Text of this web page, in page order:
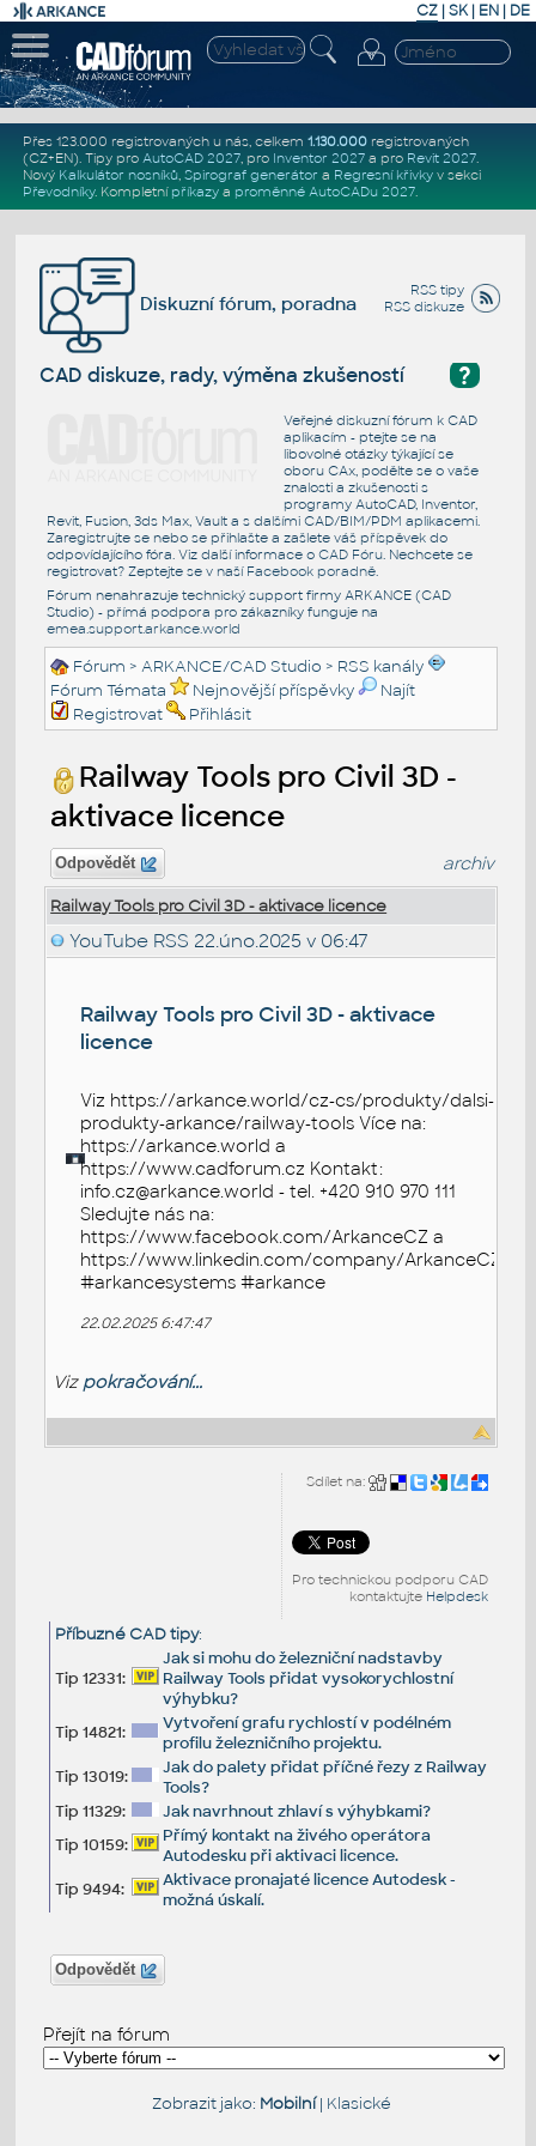
CZ | SK| EN | DE
Přes 123.000 registrovaných u nás, celkem 1.130.000registrovaných
(CZ+EN). Tipy pro AutoCAD 2027, pro Inventor 2027a pro Revit 2027.
Nový Kalkulátor nosníků, Spirograf generátor a Regresní křivkyv sekci
Převodníky. Kompletní příkazya proměnné AutoCADu 2027.
RSS tipy
RSS diskuze
Diskuzní fórum, poradna
?
CAD diskuze, rady, výměna zkušeností
Veřejné diskuzní fórum k CAD
aplikacím - ptejte se na
libovolné otázky týkající se
oboru CAx, podělte se o vaše
znalosti a zkušenosti s
programy AutoCAD, Inventor,
Revit, Fusion, 3ds Max, Vault a s dalšími CAD/BIM/PDM aplikacemi.
Zaregistrujte se nebo se přihlašte a zašlete váš příspěvek do
odpovídajícího fóra. Viz další informace o CAD Fóru. Nechcete se
registrovat? Zeptejte se v naší Facebook poradně.
Fórum nenahrazuje technický support firmy ARKANCE (CAD
Studio) - přímá podpora pro zákazníky funguje na
emea.support.arkance.world
Fórum >ARKANCE/CAD Studio > RSS kanály
Fórum Témata
Nejnovější příspěvky
Najít
Registrovat
Přihlásit
Railway Tools pro Civil 3D -
aktivace licence
Odpovědět archiv
Railway Tools pro Civil 3D - aktivace licence
YouTube RSS 22.úno.2025 v 06:47
Railway Tools pro Civil 3D - aktivace
licence
Viz https://arkance.world/cz-cs/produkty/dalsi-
produkty-arkance/railway-tools Více na:
https://arkance.world a
https://www.cadforum.cz Kontakt:
info.cz@arkance.world - tel. +420 910 970 111
Sledujte nás na:
https://www.facebook.com/ArkanceCZ a
https://www.linkedin.com/company/ArkanceCZ
#arkancesystems #arkance
22.02.2025 6:47:47
Viz pokračování...
Sdílet na:
Pro technickou podporu CAD
kontaktujte Helpdesk
Příbuzné CAD tipy:
Tip 12331:
Jak si mohu do železniční nadstavby
Railway Tools přidat vysokorychlostní
výhybku?
Tip 14821:
Vytvoření grafu rychlostí v podélném
profilu železničního projektu.
Tip 13019:
Jak do palety přidat příčné řezy z Railway
Tools?
Tip 11329:
Jak navrhnout zhlaví s výhybkami?
Tip 10159:
Přímý kontakt na živého operátora
Autodesku při aktivaci licence.
Tip 9494:
Aktivace pronajaté licence Autodesk -
možná úskalí.
Odpovědět
Přejít na fórum
Zobrazit jako: Mobilní| Klasické